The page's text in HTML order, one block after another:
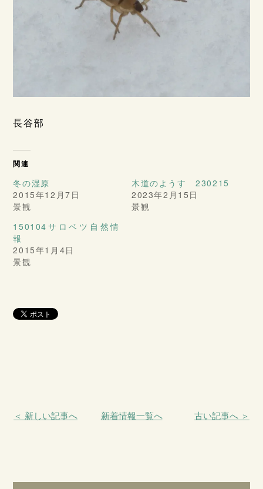
長谷部
関連
冬の湿原
2015年12月7日
景観
木道のようす 230215
2023年2月15日
景観
150104サロベツ自然情
報
2015年1月4日
景観
＜ 新しい記事へ 新着情報一覧へ 古い記事へ ＞